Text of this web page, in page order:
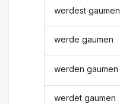
werdest gaumen
werde gaumen
werden gaumen
werdet gaumen